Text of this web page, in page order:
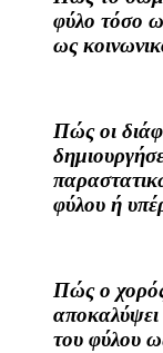
φύλο τόσο
ως
Πώς οι
φύλου ή
Πώς ο
αποκαλύψει
του φύλου